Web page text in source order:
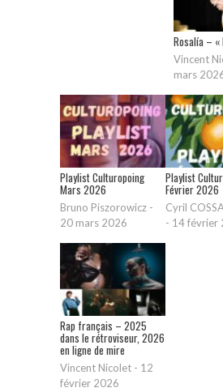
Rosalía – «
Vincent
mars
Playlist Culturopoing
Mars 2026
Bruno Piszorowicz -
20 mars 2026
Playlist
Février 2026
Cyril
- 14 février
Rap français – 2025
dans le rétroviseur, 2026
en ligne de mire
Vincent Nicolet - 12
février 2026